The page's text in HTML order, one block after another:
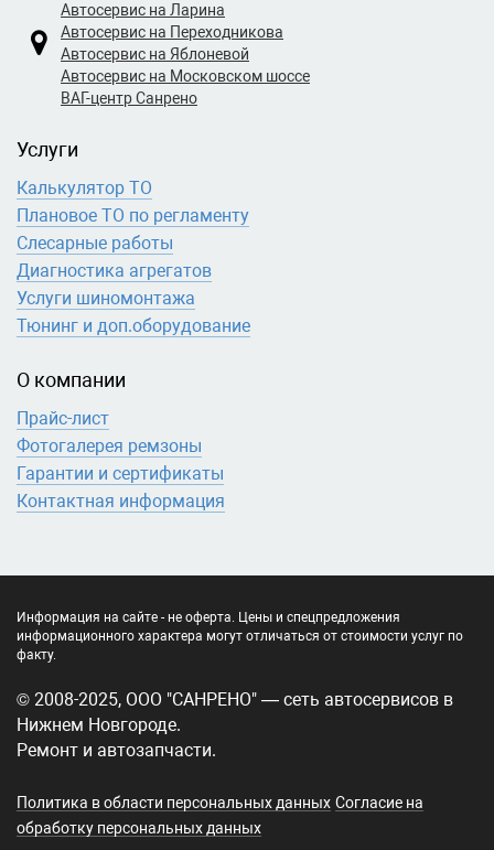
Автосервис на Ларина
Автосервис на Переходникова
Автосервис на Яблоневой
Автосервис на Московском шоссе
ВАГ-центр Санрено
Услуги
Калькулятор ТО
Плановое ТО по регламенту
Слесарные работы
Диагностика агрегатов
Услуги шиномонтажа
Тюнинг и доп.оборудование
О компании
Прайс-лист
Фотогалерея ремзоны
Гарантии и сертификаты
Контактная информация
Информация на сайте - не оферта. Цены и спецпредложения
информационного характера могут отличаться от стоимости услуг по
факту.
© 2008-2025, ООО "САНРЕНО" — сеть автосервисов в
Нижнем Новгороде.
Ремонт и автозапчасти.
Политика в области персональных данных Согласие на
обработку персональных данных